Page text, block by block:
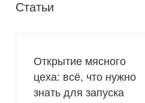
Статьи
Открытие мясного
цеха: всё, что нужно
знать для запуска